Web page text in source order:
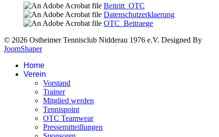
Beitritt_OTC
Datenschutzerklaerung
OTC_Beitraege
© 2026 Ostheimer Tennisclub Nidderau 1976 e.V. Designed By
JoomShaper
Home
Verein
Vorstand
Trainer
Mitglied werden
Tennispoint
OTC Teamwear
Pressemitteillungen